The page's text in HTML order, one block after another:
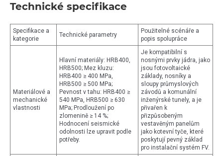
Technické specifikace
Specifikace a
kategorie
Technické parametry
Použitelné scénáře a
popis spolupráce
Materiálové a
mechanické
vlastnosti
Hlavní materiály: HRB400,
HRB500; Mez kluzu:
HRB400 ≥ 400 MPa,
HRB500 ≥ 500 MPa;
Pevnost v tahu: HRB400 ≥
540 MPa, HRB500 ≥ 630
MPa; Prodloužení po
zlomenině ≥ 14 %;
Hodnocení seismické
odolnosti lze upravit podle
potřeby.
Je kompatibilní s
nosnými prvky jádra, jako
jsou fotovoltaické
základy, nosníky a
sloupy průmyslových
závodů a komunální
inženýrské tunely, a je
přivařen k
přizpůsobeným
vestavěným panelům
jako kotevní tyče, které
poskytují pevný základ
pro instalační systém FV.